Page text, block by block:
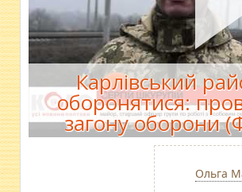
Карлівський
оборонятися:
загону оборони
Ольга